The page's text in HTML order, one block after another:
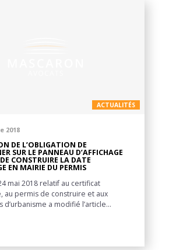
ACTUALITÉS
2018
DE L’OBLIGATION DE
SUR LE PANNEAU D’AFFICHAGE
CONSTRUIRE LA DATE
EN MAIRIE DU PERMIS
mai 2018 relatif au certificat
au permis de construire et aux
d’urbanisme a modifié l’article…